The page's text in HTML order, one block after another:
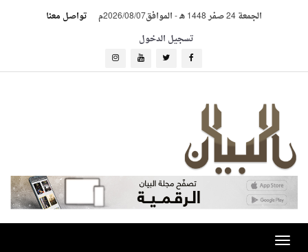
الجمعة 24 صفر 1448 هـ -الموافق2026/08/07م
تواصل معنا
تسجيل الدخول
Toggle